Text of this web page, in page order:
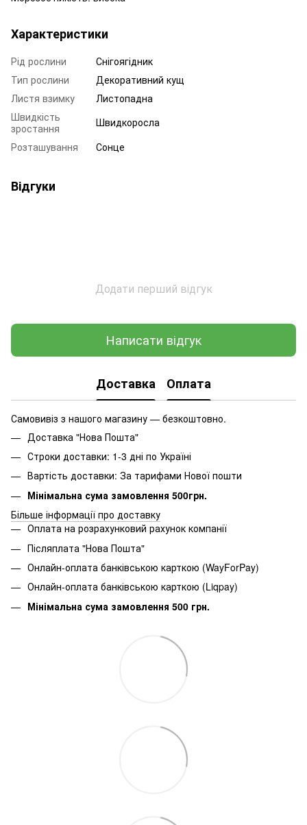
Характеристики
Рід рослини
Снігоягідник
Тип рослини
Декоративний кущ
Листя взимку
Листопадна
Швидкість
зростання
Швидкоросла
Розташування
Сонце
Відгуки
Додати перший відгук
Написати відгук
Доставка Оплата
Самовивіз з нашого магазину — безкоштовно.
Доставка "Нова Пошта"
Строки доставки: 1-3 дні по Україні
Вартість доставки: За тарифами Нової пошти
Мінімальна сума замовлення 500грн.
Більше інформації про доставку
Оплата на розрахунковий рахунок компанії
Післяплата "Нова Пошта"
Онлайн-оплата банківською карткою (WayForPay)
Онлайн-оплата банківською карткою (Liqpay)
Мінімальна сума замовлення 500 грн.